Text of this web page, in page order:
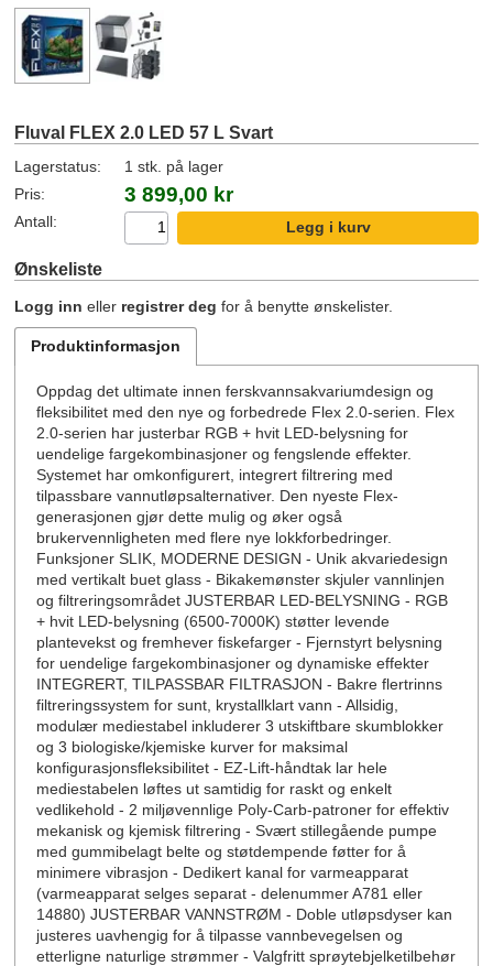
Fluval FLEX 2.0 LED 57 L Svart
Lagerstatus:
1 stk. på lager
Pris:
3 899,00 kr
Antall:
Ønskeliste
Logg inn eller registrer deg for å benytte ønskelister.
Produktinformasjon
Oppdag det ultimate innen ferskvannsakvariumdesign og
fleksibilitet med den nye og forbedrede Flex 2.0-serien. Flex
2.0-serien har justerbar RGB + hvit LED-belysning for
uendelige fargekombinasjoner og fengslende effekter.
Systemet har omkonfigurert, integrert filtrering med
tilpassbare vannutløpsalternativer. Den nyeste Flex-
generasjonen gjør dette mulig og øker også
brukervennligheten med flere nye lokkforbedringer.
Funksjoner SLIK, MODERNE DESIGN - Unik akvariedesign
med vertikalt buet glass - Bikakemønster skjuler vannlinjen
og filtreringsområdet JUSTERBAR LED-BELYSNING - RGB
+ hvit LED-belysning (6500-7000K) støtter levende
plantevekst og fremhever fiskefarger - Fjernstyrt belysning
for uendelige fargekombinasjoner og dynamiske effekter
INTEGRERT, TILPASSBAR FILTRASJON - Bakre flertrinns
filtreringssystem for sunt, krystallklart vann - Allsidig,
modulær mediestabel inkluderer 3 utskiftbare skumblokker
og 3 biologiske/kjemiske kurver for maksimal
konfigurasjonsfleksibilitet - EZ-Lift-håndtak lar hele
mediestabelen løftes ut samtidig for raskt og enkelt
vedlikehold - 2 miljøvennlige Poly-Carb-patroner for effektiv
mekanisk og kjemisk filtrering - Svært stillegående pumpe
med gummibelagt belte og støtdempende føtter for å
minimere vibrasjon - Dedikert kanal for varmeapparat
(varmeapparat selges separat - delenummer A781 eller
14880) JUSTERBAR VANNSTRØM - Doble utløpsdyser kan
justeres uavhengig for å tilpasse vannbevegelsen og
etterligne naturlige strømmer - Valgfritt sprøytebjelketilbehør